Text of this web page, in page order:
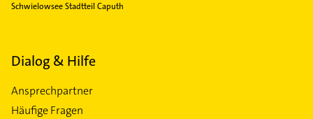
Schwielowsee Stadtteil Caputh
Dialog & Hilfe
Ansprechpartner
Häufige Fragen